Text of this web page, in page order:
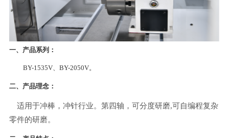
一、 产品系列 ：
BY-1535V、BY-2050V。
二、产品理念：
适用于冲棒，冲针行业。第四轴， 可分度研磨,可自编程复杂
零件的研磨。